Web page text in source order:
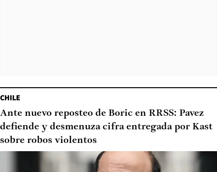
CHILE
Ante nuevo reposteo de Boric en RRSS: Pavez
defiende y desmenuza cifra entregada por Kast
sobre robos violentos